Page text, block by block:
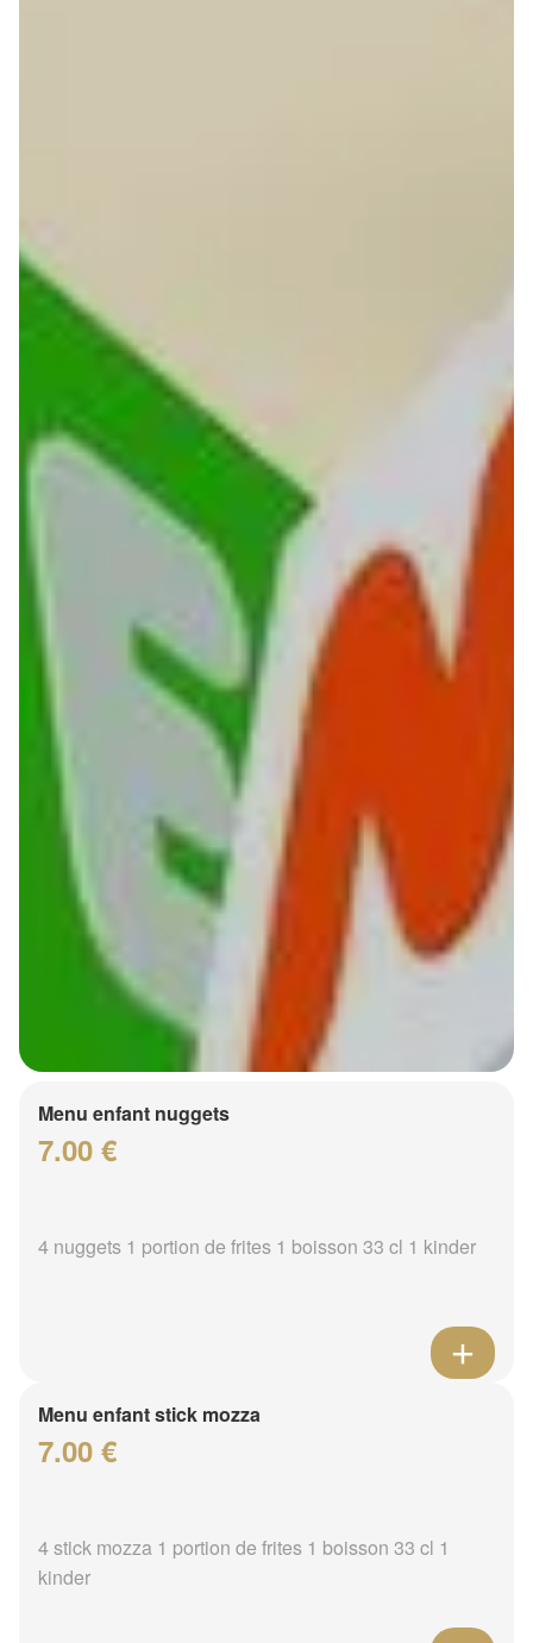
Menu enfant nuggets
7.00 €
4 nuggets 1 portion de frites 1 boisson 33 cl 1 kinder
Menu enfant stick mozza
7.00 €
4 stick mozza 1 portion de frites 1 boisson 33 cl 1
kinder